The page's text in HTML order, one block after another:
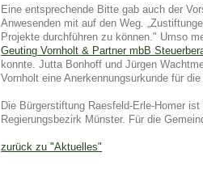
Eine entsprechende Bitte gab auch der
Anwesenden mit auf den Weg.
Projekte durchführen zu können." Umso
Geuting Vornholt & Partner mbB
konnte. Jutta Bonhoff und Jürgen
Vornholt eine Anerkennungsurkunde für
Die Bürgerstiftung Raesfeld-Erle-Homer
Regierungsbezirk Münster. Für die
zurück zu "Aktuelles"